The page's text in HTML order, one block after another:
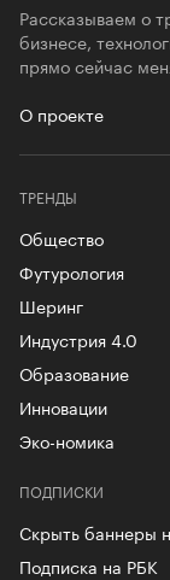
Рассказываем о
бизнесе,
прямо сейчас
О проекте
ТРЕНДЫ
Общество
Футурология
Шеринг
Индустрия 4.0
Образование
Инновации
Эко-номика
ПОДПИСКИ
Скрыть баннеры
Подписка на РБК